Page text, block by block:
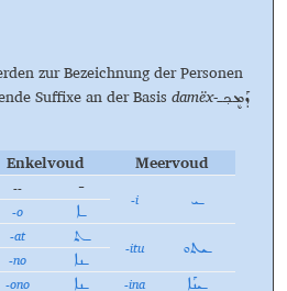
zur Bezeichnung der Personen
Suffixe an der Basisdamëx-ܕܰܡܷܟ݂ـ
Enkelvoud Meervoud
-- - -i ـܝ -o ـܐ
-at ـܬ -itu ـܝܬܘ -no ـܢܐ
-ono ـܢܐ -ina ـܝܢܰܐ